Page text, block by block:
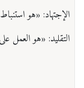
الإجتهاد: «هو
التقليد: «هو العمل